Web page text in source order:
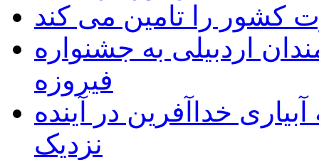
به۵۰ اثر هنرمندان اردبیلی به جشنواره
فیروزه
خداآفرین در آینده
نزدیک